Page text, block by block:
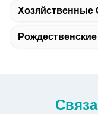
Хозяйственные